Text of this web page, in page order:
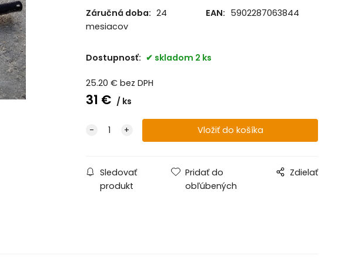
Záručná doba: 24
mesiacov
EAN: 5902287063844
Dostupnosť: skladom 2 ks
25.20 € bez DPH
31 € ks
Sledovať
produkt
Pridať do
obľúbených
Zdielať